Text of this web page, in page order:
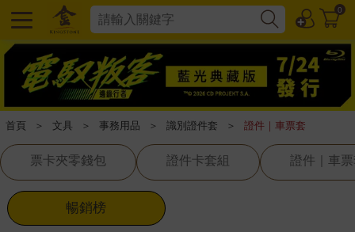
0
首頁 ＞ 文具 ＞ 事務用品 ＞ 識別證件套 ＞ 證件｜車票套
票卡夾零錢包 證件卡套組 證件｜車
暢銷榜